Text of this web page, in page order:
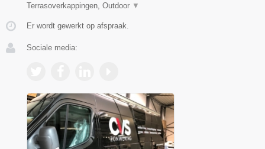
Terrasoverkappingen, Outdoor ▼
Er wordt gewerkt op afspraak.
Sociale media: